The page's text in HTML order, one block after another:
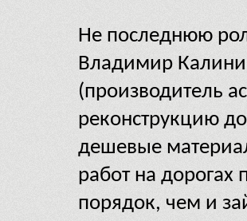
Не последнюю
Владимир
(производитель
реконструкцию
дешевые
работ на
порядок, чем и